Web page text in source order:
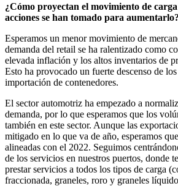
¿Cómo proyectan el movimiento de
acciones se han tomado para aumentarlo?
Esperamos un menor movimiento de
demanda del retail se ha ralentizado como
elevada inflación y los altos inventarios de
Esto ha provocado un fuerte descenso de
importación de contenedores.
El sector automotriz ha empezado a
demanda, por lo que esperamos que los
también en este sector. Aunque las
mitigado en lo que va de año, esperamos
alineadas con el 2022. Seguimos
de los servicios en nuestros puertos, donde
prestar servicios a todos los tipos de carga
fraccionada, graneles, roro y graneles